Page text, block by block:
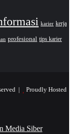
karier kerja
profesional tips karier
| Proudly Hosted
Media Siber